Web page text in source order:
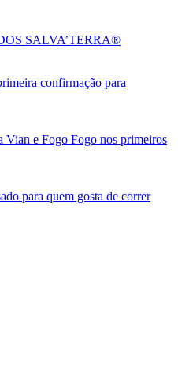
SALVA’TERRA®
confirmação para
Vian e Fogo Fogo nos primeiros
para quem gosta de correr